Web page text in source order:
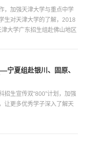
，加强天津大学与重点中学
生对天津大学的了解，2018
大学广东招生组赴佛山地区
宁夏组赴银川、固原、
招生宣传双“800”计划，加强
让更多优秀学子深入了解天